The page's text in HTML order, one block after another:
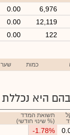
6,976
0.00
12,119
0.00
122
0.00
כמות שער
היא נכללת
תשואת המדד
(% שינוי חודשי)
-1.78%